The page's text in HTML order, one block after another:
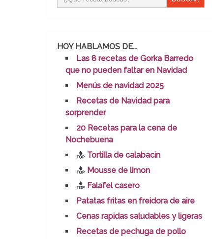
HOY HABLAMOS DE...
Las 8 recetas de Gorka Barredo
que no pueden faltar en Navidad
Menús de navidad 2025
Recetas de Navidad para
sorprender
20 Recetas para la cena de
Nochebuena
Tortilla de calabacin
Mousse de limon
Falafel casero
Patatas fritas en freidora de aire
Cenas rapidas saludables y ligeras
Recetas de pechuga de pollo